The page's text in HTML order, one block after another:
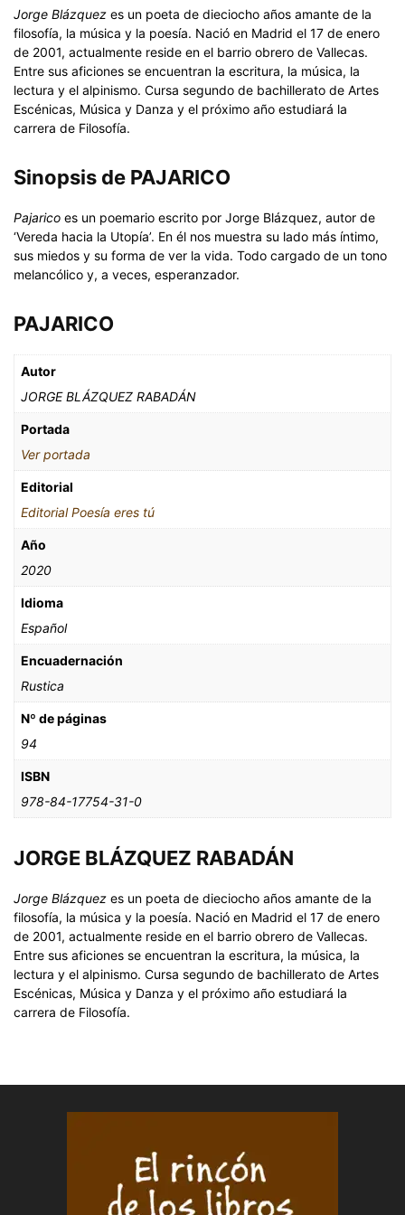
Jorge Blázquez es un poeta de dieciocho años amante de la
filosofía, la música y la poesía. Nació en Madrid el 17 de enero
de 2001, actualmente reside en el barrio obrero de Vallecas.
Entre sus aficiones se encuentran la escritura, la música, la
lectura y el alpinismo. Cursa segundo de bachillerato de Artes
Escénicas, Música y Danza y el próximo año estudiará la
carrera de Filosofía.
Sinopsis de PAJARICO
Pajarico es un poemario escrito por Jorge Blázquez, autor de
‘Vereda hacia la Utopía’. En él nos muestra su lado más íntimo,
sus miedos y su forma de ver la vida. Todo cargado de un tono
melancólico y, a veces, esperanzador.
PAJARICO
Autor
JORGE BLÁZQUEZ RABADÁN
Portada
Ver portada
Editorial
Editorial Poesía eres tú
Año
2020
Idioma
Español
Encuadernación
Rustica
Nº de páginas
94
ISBN
978-84-17754-31-0
JORGE BLÁZQUEZ RABADÁN
Jorge Blázquez es un poeta de dieciocho años amante de la
filosofía, la música y la poesía. Nació en Madrid el 17 de enero
de 2001, actualmente reside en el barrio obrero de Vallecas.
Entre sus aficiones se encuentran la escritura, la música, la
lectura y el alpinismo. Cursa segundo de bachillerato de Artes
Escénicas, Música y Danza y el próximo año estudiará la
carrera de Filosofía.